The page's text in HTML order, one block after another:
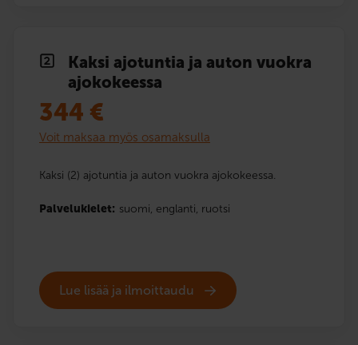
Kaksi ajotuntia ja auton vuokra
ajokokeessa
344 €
Voit maksaa myös osamaksulla
Kaksi (2) ajotuntia ja auton vuokra ajokokeessa.
Palvelukielet: suomi, englanti, ruotsi
Lue lisää ja ilmoittaudu